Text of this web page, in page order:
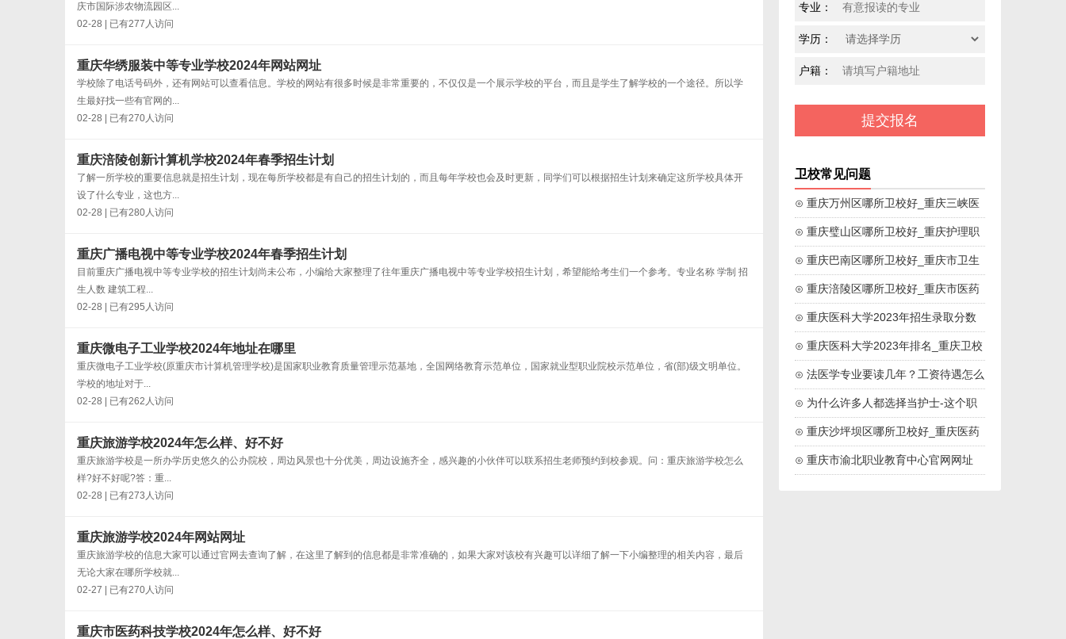
庆市国际涉农物流园区...
02-28 | 已有277人访问
重庆华绣服装中等专业学校2024年网站网址
学校除了电话号码外，还有网站可以查看信息。学校的网站有很多时候是非常重要的，不仅仅是一个展示学校的平台，而且是学生了解学校的一个途径。所以学
生最好找一些有官网的...
02-28 | 已有270人访问
重庆涪陵创新计算机学校2024年春季招生计划
了解一所学校的重要信息就是招生计划，现在每所学校都是有自己的招生计划的，而且每年学校也会及时更新，同学们可以根据招生计划来确定这所学校具体开
设了什么专业，这也方...
02-28 | 已有280人访问
重庆广播电视中等专业学校2024年春季招生计划
目前重庆广播电视中等专业学校的招生计划尚未公布，小编给大家整理了往年重庆广播电视中等专业学校招生计划，希望能给考生们一个参考。专业名称 学制 招
生人数 建筑工程...
02-28 | 已有295人访问
重庆微电子工业学校2024年地址在哪里
重庆微电子工业学校(原重庆市计算机管理学校)是国家职业教育质量管理示范基地，全国网络教育示范单位，国家就业型职业院校示范单位，省(部)级文明单位。
学校的地址对于...
02-28 | 已有262人访问
重庆旅游学校2024年怎么样、好不好
重庆旅游学校是一所办学历史悠久的公办院校，周边风景也十分优美，周边设施齐全，感兴趣的小伙伴可以联系招生老师预约到校参观。问：重庆旅游学校怎么
样?好不好呢?答：重...
02-28 | 已有273人访问
重庆旅游学校2024年网站网址
重庆旅游学校的信息大家可以通过官网去查询了解，在这里了解到的信息都是非常准确的，如果大家对该校有兴趣可以详细了解一下小编整理的相关内容，最后
无论大家在哪所学校就...
02-27 | 已有270人访问
重庆市医药科技学校2024年怎么样、好不好
专业：
学历：
户籍：
卫校常见问题
⊙ 重庆万州区哪所卫校好_重庆三峡医
药高等专科院校
⊙ 重庆璧山区哪所卫校好_重庆护理职
业学院
⊙ 重庆巴南区哪所卫校好_重庆市卫生
技工学校
⊙ 重庆涪陵区哪所卫校好_重庆市医药
卫生学校
⊙ 重庆医科大学2023年招生录取分数
线
⊙ 重庆医科大学2023年排名_重庆卫校
排名
⊙ 法医学专业要读几年？工资待遇怎么
样？
⊙ 为什么许多人都选择当护士-这个职
业好吗
⊙ 重庆沙坪坝区哪所卫校好_重庆医药
高等专科学校
⊙ 重庆市渝北职业教育中心官网网址